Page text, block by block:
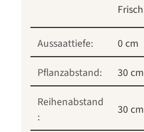
Frisch
Aussaattiefe:
0 cm
Pflanzabstand:
30 cm
Reihenabstand
:
30 cm